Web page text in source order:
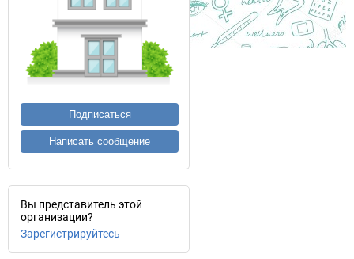
Подписаться
Написать сообщение
Вы представитель этой
организации?
Зарегистрируйтесь